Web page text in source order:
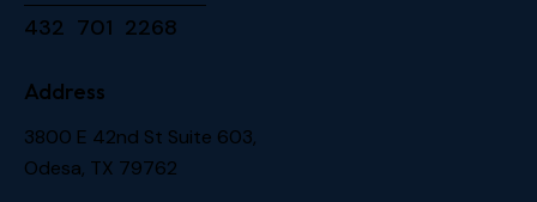
432 701 2268
Address
3800 E 42nd St Suite 603,
Odesa, TX 79762